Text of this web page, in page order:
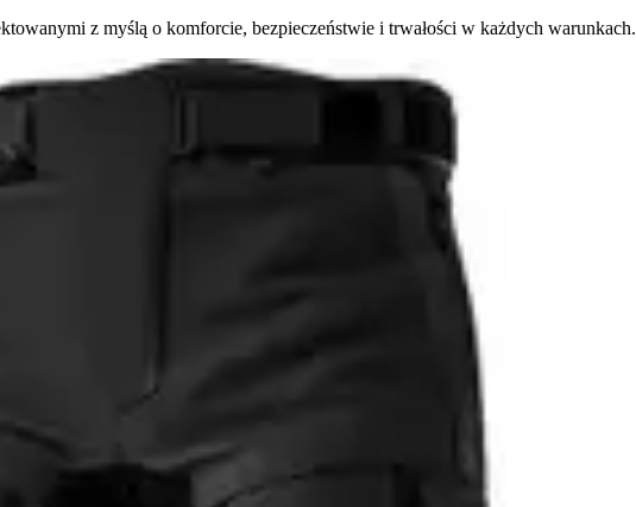
z myślą o komforcie, bezpieczeństwie i trwałości w każdych warunkach.